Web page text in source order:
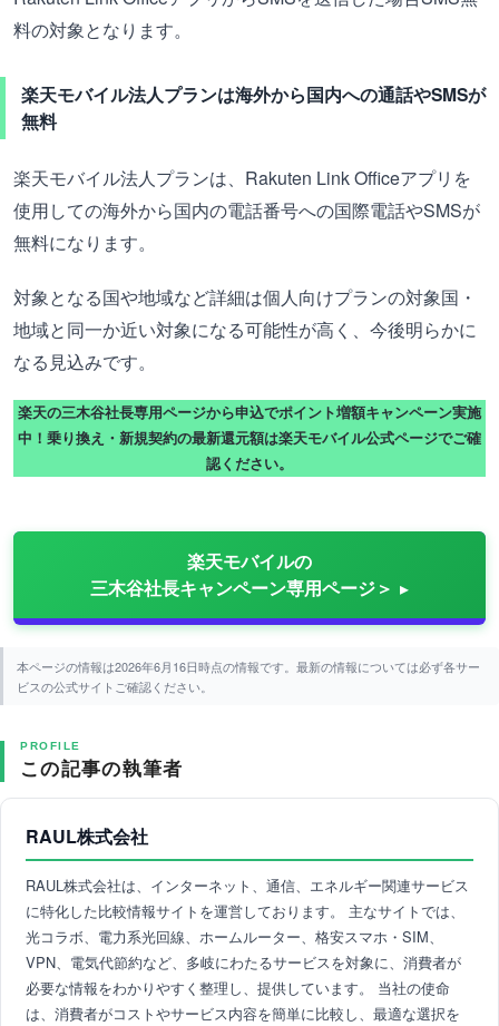
料の対象となります。
楽天モバイル法人プランは海外から国内への通話やSMSが
無料
楽天モバイル法人プランは、Rakuten Link Officeアプリを
使用しての海外から国内の電話番号への国際電話やSMSが
無料になります。
対象となる国や地域など詳細は個人向けプランの対象国・
地域と同一か近い対象になる可能性が高く、今後明らかに
なる見込みです。
楽天の三木谷社長専用ページから申込でポイント増額キャンペーン実施
中！乗り換え・新規契約の最新還元額は楽天モバイル公式ページでご確
認ください。
楽天モバイルの
三木谷社長キャンペーン専用ページ＞
本ページの情報は2026年6月16日時点の情報です。最新の情報については必ず各サー
ビスの公式サイトご確認ください。
PROFILE
この記事の執筆者
RAUL株式会社
RAUL株式会社は、インターネット、通信、エネルギー関連サービス
に特化した比較情報サイトを運営しております。 主なサイトでは、
光コラボ、電力系光回線、ホームルーター、格安スマホ・SIM、
VPN、電気代節約など、多岐にわたるサービスを対象に、消費者が
必要な情報をわかりやすく整理し、提供しています。 当社の使命
は、消費者がコストやサービス内容を簡単に比較し、最適な選択を